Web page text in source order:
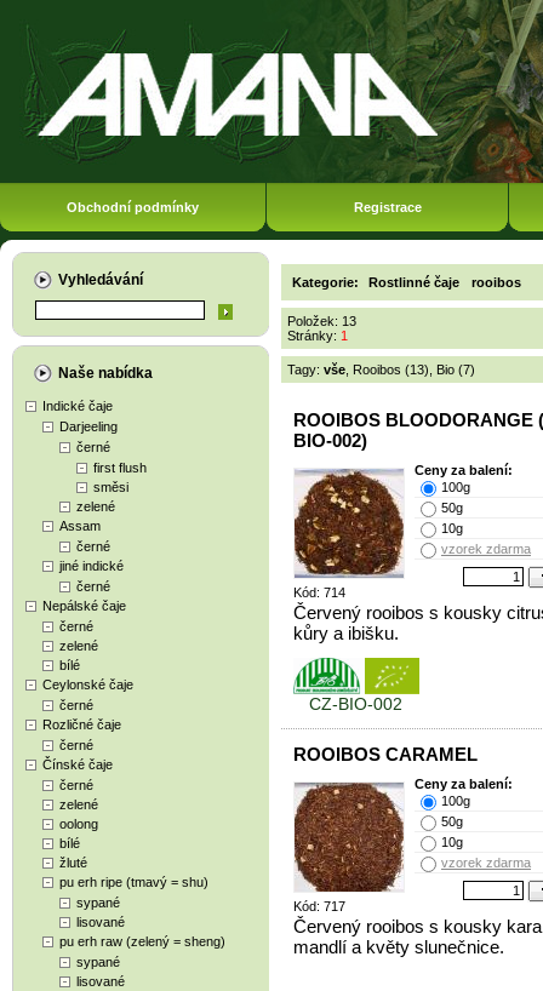
Obchodní podmínky Registrace
Vyhledávání
Naše nabídka
Indické čaje
Darjeeling
černé
first flush
směsi
zelené
Assam
černé
jiné indické
černé
Nepálské čaje
černé
zelené
bílé
Ceylonské čaje
černé
Rozličné čaje
černé
Čínské čaje
černé
zelené
oolong
bílé
žluté
pu erh ripe (tmavý = shu)
sypané
lisované
pu erh raw (zelený = sheng)
sypané
lisované
Kategorie: Rostlinné čaje rooibos
Položek: 13
Stránky: 1
Tagy: vše Rooibos (13) Bio (7)
ROOIBOS BLOODORANGE
BIO-002)
Kód: 714
Ceny za balení:
100g
50g
10g
vzorek zdarma
Červený rooibos s kousky
kůry a ibišku.
CZ-BIO-002
ROOIBOS CARAMEL
Kód: 717
Ceny za balení:
100g
50g
10g
vzorek zdarma
Červený rooibos s kousky
mandlí a květy slunečnice.